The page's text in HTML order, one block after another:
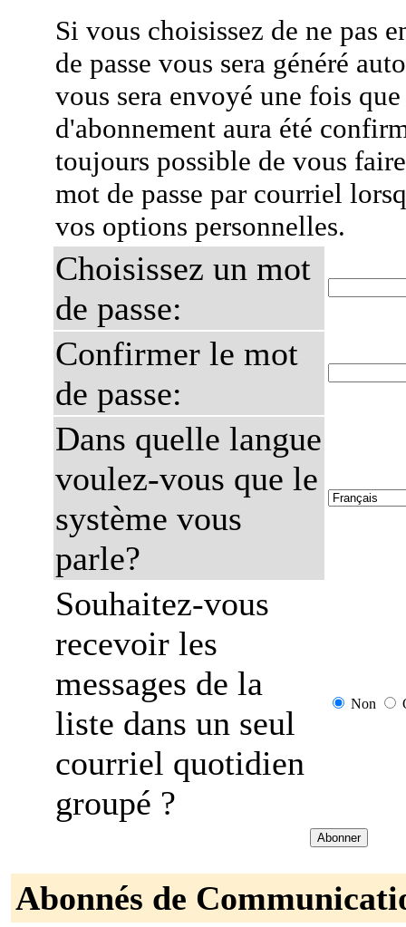
Si vous choisissez de ne pas
de passe vous sera généré
vous sera envoyé une fois
d'abonnement aura été
toujours possible de vous
mot de passe par courriel
vos options personnelles.
Choisissez un mot
de passe:
Confirmer le mot
de passe:
Dans quelle langue
voulez-vous que le
système vous
parle?
Souhaitez-vous
recevoir les
messages de la
liste dans un seul
courriel quotidien
groupé ?
Non
Abonnés de